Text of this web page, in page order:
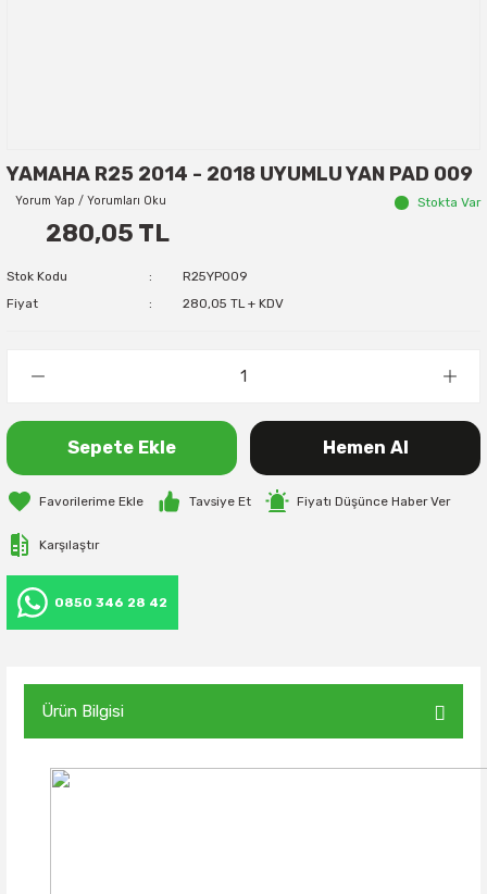
YAMAHA R25 2014 - 2018 UYUMLU YAN PAD 009
Yorum Yap / Yorumları Oku Stokta Var
280,05 TL
Stok Kodu
R25YP009
Fiyat
280,05 TL + KDV
Sepete Ekle Hemen Al
Tavsiye Et Fiyatı Düşünce Haber Ver
Karşılaştır
0850 346 28 42
Ürün Bilgisi